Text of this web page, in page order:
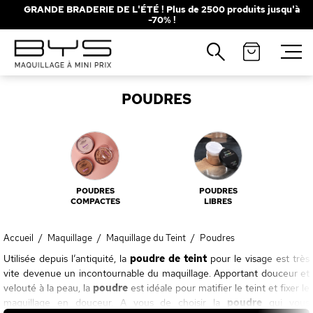
GRANDE BRADERIE DE L'ÉTÉ ! Plus de 2500 produits jusqu'à
-70% !
POUDRES
POUDRES
COMPACTES
POUDRES
LIBRES
Accueil / Maquillage / Maquillage du Teint / Poudres
Utilisée depuis l’antiquité, la poudre de teint pour le visage est très
vite devenue un incontournable du maquillage. Apportant douceur et
velouté à la peau, la poudre est idéale pour matifier le teint et fixer le
maquillage en douceur. A vous de choisir la poudre qui vous
Fermer
Recherches populaires
Solaire
Brumes
Blush
Rouge à Lèvres